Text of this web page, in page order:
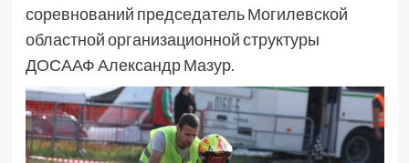
соревнований председатель Могилевской
областной организационной структуры
ДОСААФ Александр Мазур.